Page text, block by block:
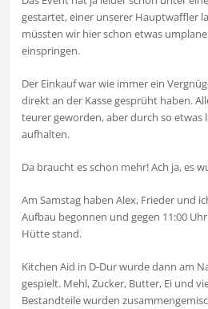
gestartet, einer unserer Hauptwaffler
müssten wir hier schon etwas
einspringen.
Der Einkauf war wie immer ein
direkt an der Kasse gesprüht haben.
teurer geworden, aber durch so etwas
aufhalten.
Da braucht es schon mehr! Ach ja, es
Am Samstag haben Alex, Frieder und
Aufbau begonnen und gegen 11:00
Hütte stand.
Kitchen Aid in D-Dur wurde dann am
gespielt. Mehl, Zucker, Butter, Ei und
Bestandteile wurden